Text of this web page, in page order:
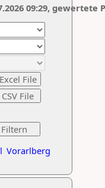
Vorarlberg
09:29, gewertete